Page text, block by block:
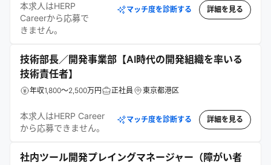
本求人はHERP
Careerから応募で
きません。
マッチ度を診断する 詳細を見る
技術部長／開発事業部【AI時代の開発組織を率いる
技術責任者】
年収1,800～2,500万円 正社員 東京都港区
本求人はHERP Career
から応募できません。
マッチ度を診断する 詳細を見る
社内ツール開発プレイングマネージャー（障がい者